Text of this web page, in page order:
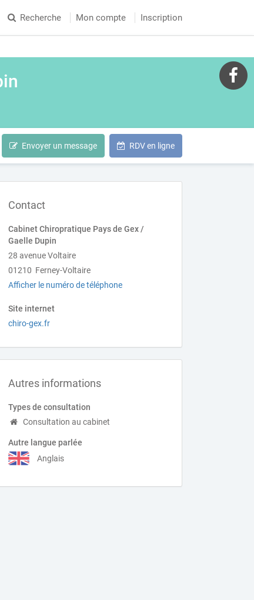
Recherche Mon compte Inscription
Envoyer un message RDV en ligne
Contact
Cabinet Chiropratique Pays de Gex /
Gaelle Dupin
28 avenue Voltaire
01210 Ferney-Voltaire
Afficher le numéro de téléphone
Site internet
chiro-gex.fr
Autres informations
Types de consultation
Consultation au cabinet
Autre langue parlée
Anglais